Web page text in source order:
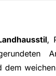
,
dem